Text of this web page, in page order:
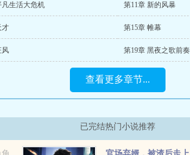
凡生活大危机 第11章 新的风暴
才 第15章 帷幕
风 第19章 黑夜之歌前奏
查看更多章节...
已完结热门小说推荐